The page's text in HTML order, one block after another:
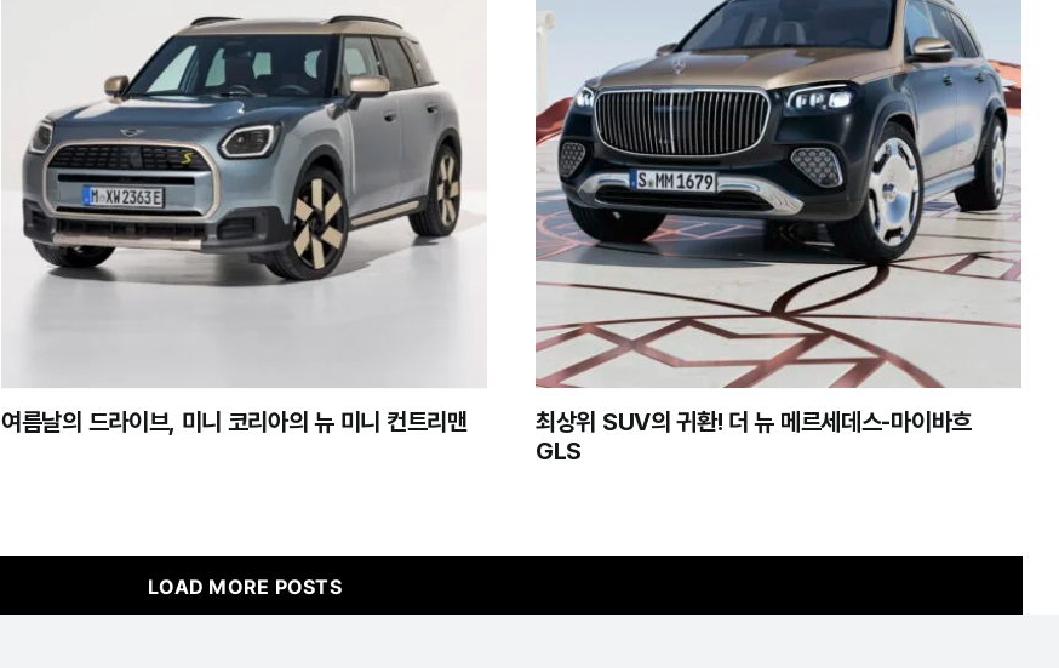
여름날의 드라이브, 미니 코리아의 뉴 미니 컨트리맨
최상위 SUV의 귀환! 더 뉴 메르세데스-마이바흐
GLS
LOAD MORE POSTS